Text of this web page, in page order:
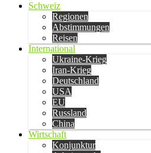
Schweiz
Regionen
Abstimmungen
Reisen
International
Ukraine-Krieg
Iran-Krieg
Deutschland
USA
EU
Russland
China
Wirtschaft
Konjunktur